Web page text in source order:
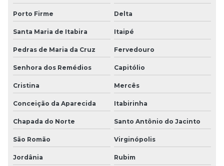
Porto Firme Delta
Santa Maria de Itabira Itaipé
Pedras de Maria da Cruz Fervedouro
Senhora dos Remédios Capitólio
Cristina Mercês
Conceição da Aparecida Itabirinha
Chapada do Norte Santo Antônio do Jacinto
São Romão Virginópolis
Jordânia Rubim